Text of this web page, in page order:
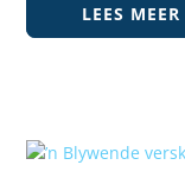
LEES MEER